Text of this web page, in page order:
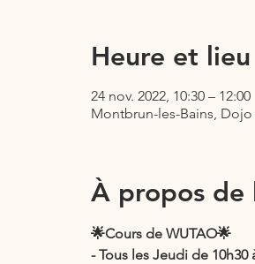
Heure et lieu
24 nov. 2022, 10:30 – 12:00
Montbrun-les-Bains, Dojo
À propos de
🌟Cours de WUTAO🌟
- Tous les Jeudi de 10h30